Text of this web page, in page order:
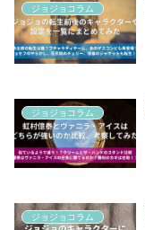
ジョジョコラム
ジョジョコラム
ジョジョコラム